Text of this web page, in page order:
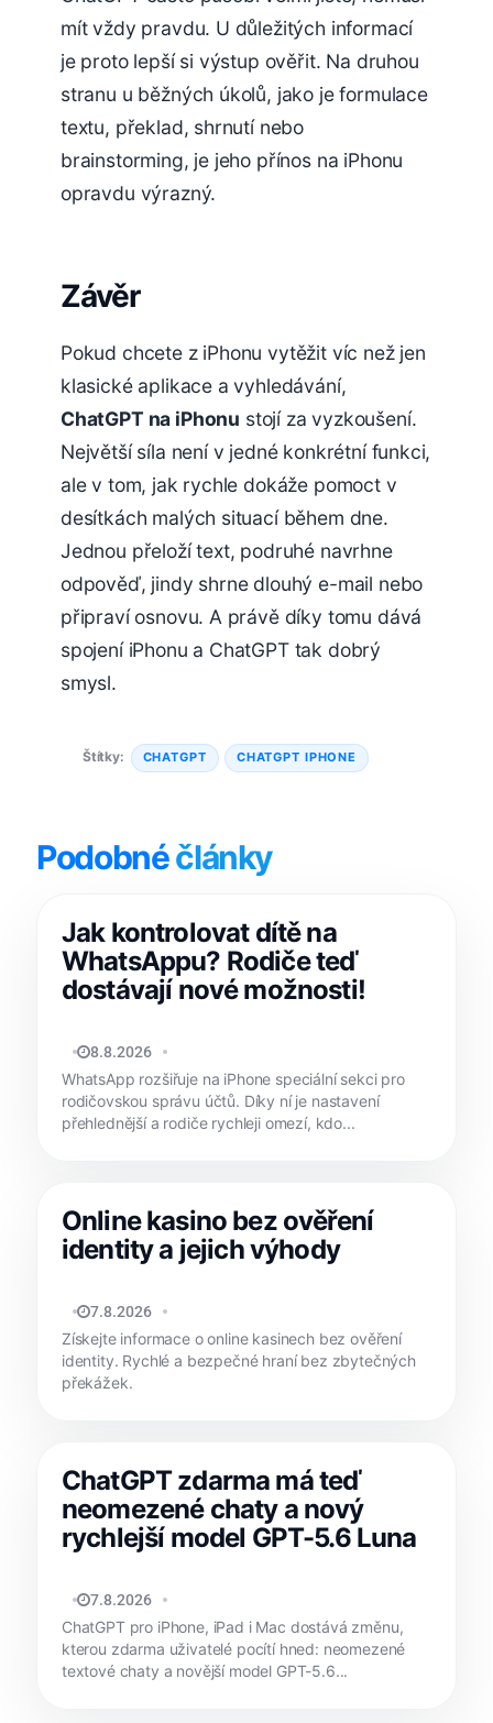
mít vždy pravdu. U důležitých informací
je proto lepší si výstup ověřit. Na druhou
stranu u běžných úkolů, jako je formulace
textu, překlad, shrnutí nebo
brainstorming, je jeho přínos na iPhonu
opravdu výrazný.
Závěr
Pokud chcete z iPhonu vytěžit víc než jen
klasické aplikace a vyhledávání,
ChatGPT na iPhonu stojí za vyzkoušení.
Největší síla není v jedné konkrétní funkci,
ale v tom, jak rychle dokáže pomoct v
desítkách malých situací během dne.
Jednou přeloží text, podruhé navrhne
odpověď, jindy shrne dlouhý e-mail nebo
připraví osnovu. A právě díky tomu dává
spojení iPhonu a ChatGPT tak dobrý
smysl.
Štítky: CHATGPT CHATGPT IPHONE
Podobnéčlánky
Jak kontrolovat dítě na
WhatsAppu? Rodiče teď
dostávají nové možnosti!
JAN HOLEŠ
8.8.2026
WhatsApp rozšiřuje na iPhone speciální sekci pro
rodičovskou správu účtů. Díky ní je nastavení
přehlednější a rodiče rychleji omezí, kdo...
Online kasino bez ověření
identity a jejich výhody
REDAKCE APPLIŠTĚ
7.8.2026
Získejte informace o online kasinech bez ověření
identity. Rychlé a bezpečné hraní bez zbytečných
překážek.
ChatGPT zdarma má teď
neomezené chaty a nový
rychlejší model GPT-5.6 Luna
JAN HOLEŠ
7.8.2026
ChatGPT pro iPhone, iPad i Mac dostává změnu,
kterou zdarma uživatelé pocítí hned: neomezené
textové chaty a novější model GPT-5.6...